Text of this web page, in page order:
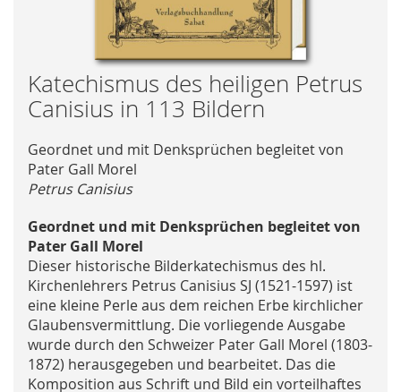
Skip
to
the
of
the
images
Katechismus des heiligen Petrus
Canisius in 113 Bildern
Geordnet und mit Denksprüchen begleitet von
Pater Gall Morel
Petrus Canisius
Geordnet und mit Denksprüchen begleitet von
Pater Gall Morel
Dieser historische Bilderkatechismus des hl.
Kirchenlehrers Petrus Canisius SJ (1521-1597) ist
eine kleine Perle aus dem reichen Erbe kirchlicher
Glaubensvermittlung. Die vorliegende Ausgabe
wurde durch den Schweizer Pater Gall Morel (1803-
1872) herausgegeben und bearbeitet. Das die
Komposition aus Schrift und Bild ein vorteilhaftes